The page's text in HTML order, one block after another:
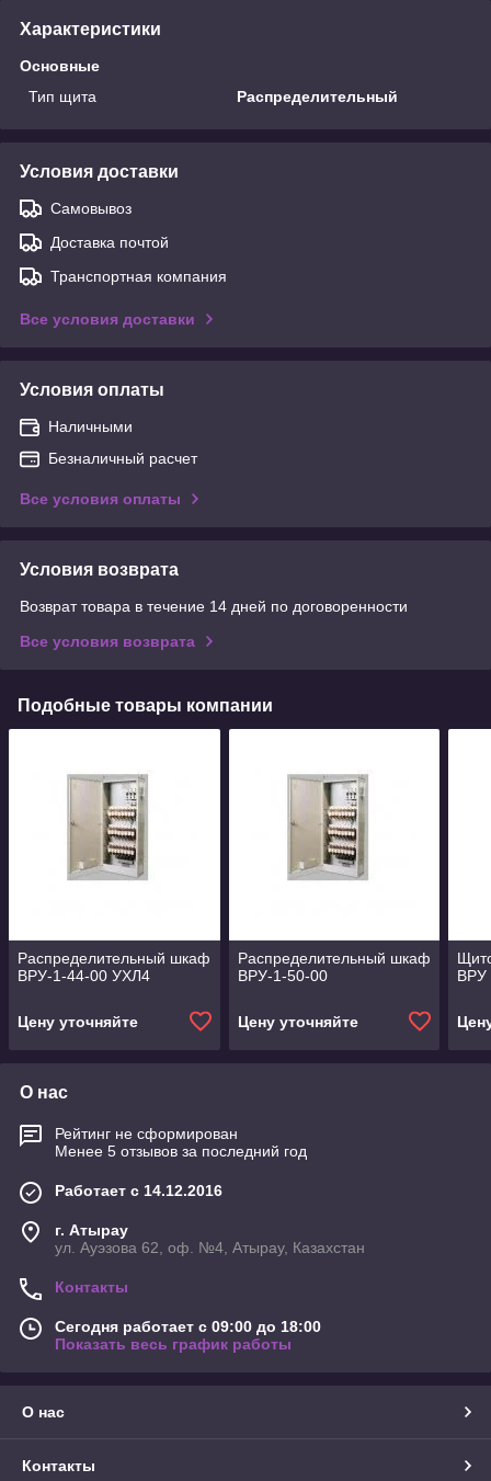
Характеристики
Основные
Тип щита
Распределительный
Условия доставки
Самовывоз
Доставка почтой
Транспортная компания
Все условия доставки
Условия оплаты
Наличными
Безналичный расчет
Все условия оплаты
Условия возврата
Возврат товара в течение 14 дней по договоренности
Все условия возврата
Подобные товары компании
Распределительный шкаф
ВРУ-1-44-00 УХЛ4
Цену уточняйте
Распределительный шкаф
ВРУ-1-50-00
Цену уточняйте
ВРУ
О нас
Рейтинг не сформирован
Менее 5 отзывов за последний год
Работает с 14.12.2016
г. Атырау
ул. Ауэзова 62, оф. №4, Атырау, Казахстан
Контакты
Сегодня работает с 09:00 до 18:00
Показать весь график работы
О нас
Контакты